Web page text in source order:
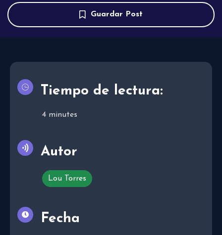
Guardar Post
Tiempo de lectura:
4 minutes
Autor
Lou Torres
Fecha